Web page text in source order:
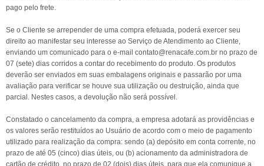
pago pelo frete.
Se o Cliente se arrepender de uma compra efetuada, poderá exercer seu
direito ao manifestar seu interesse ao Serviço de Atendimento ao Cliente,
enviando um comunicado para o e-mail contato@renacafe.com.br no prazo de
07 (sete) dias corridos a contar do recebimento do produto. Os produtos
deverão ser enviados em suas embalagens originais e passarão por uma
avaliação para verificar se houve sua utilização ou destruição, ainda que
parcial. Nestes casos, a devolução não será possível.
Constatado o cancelamento da compra, a empresa adotará as providências e
os valores serão restituídos ao Usuário de acordo com o meio de pagamento
utilizado para realização da compra: sendo (a) depósito em conta corrente, no
prazo de até 05 (cinco) dias úteis, ou (b) acionamento da administradora de
cartão de crédito, no prazo de 02 (dois) dias úteis, para que ela comunique a